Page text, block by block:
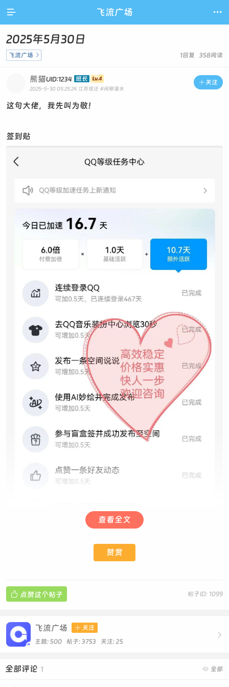
 飞流广场 
2025年5月30日
1回复 358阅读
飞流广场 
 关注
熊猫UID:1234 班长
2025-5-30 05:25:24 江苏宿迁 #闲聊灌水
这句大佬，我先叫为敬！
签到贴
查看全文
赞赏
帖子ID: 1099
 点赞这个帖子

飞流广场  关注
主题: 500 帖子: 3753 关注: 25
 全部
全部评论 1